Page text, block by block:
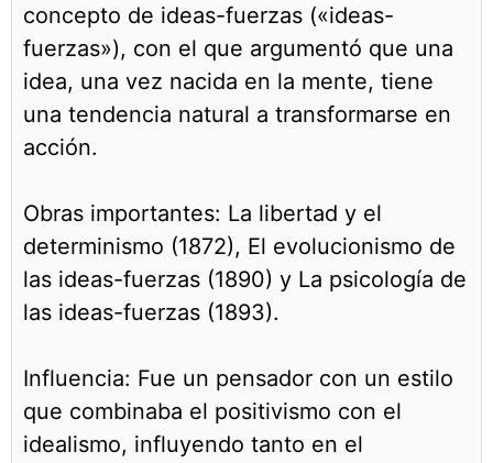
concepto de ideas-fuerzas («ideas-
fuerzas»), con el que argumentó que una
idea, una vez nacida en la mente, tiene
una tendencia natural a transformarse en
acción.
Obras importantes: La libertad y el
determinismo (1872), El evolucionismo de
las ideas-fuerzas (1890) y La psicología de
las ideas-fuerzas (1893).
Influencia: Fue un pensador con un estilo
que combinaba el positivismo con el
idealismo, influyendo tanto en el